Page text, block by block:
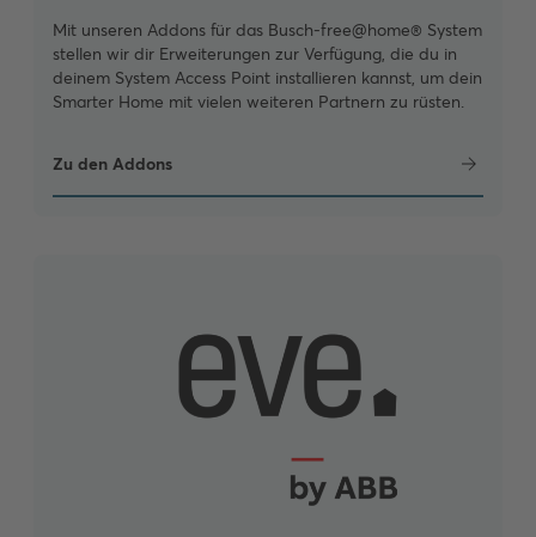
Mit unseren Addons für das Busch-free@home® System
stellen wir dir Erweiterungen zur Verfügung, die du in
deinem System Access Point installieren kannst, um dein
Smarter Home mit vielen weiteren Partnern zu rüsten.
Zu den Addons